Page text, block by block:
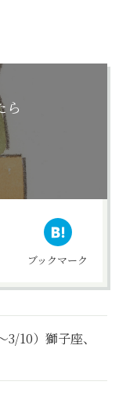
ら
ブックマーク
10）獅子座、